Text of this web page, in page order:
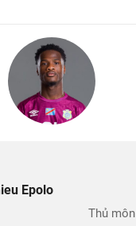
Epolo
Thủ môn